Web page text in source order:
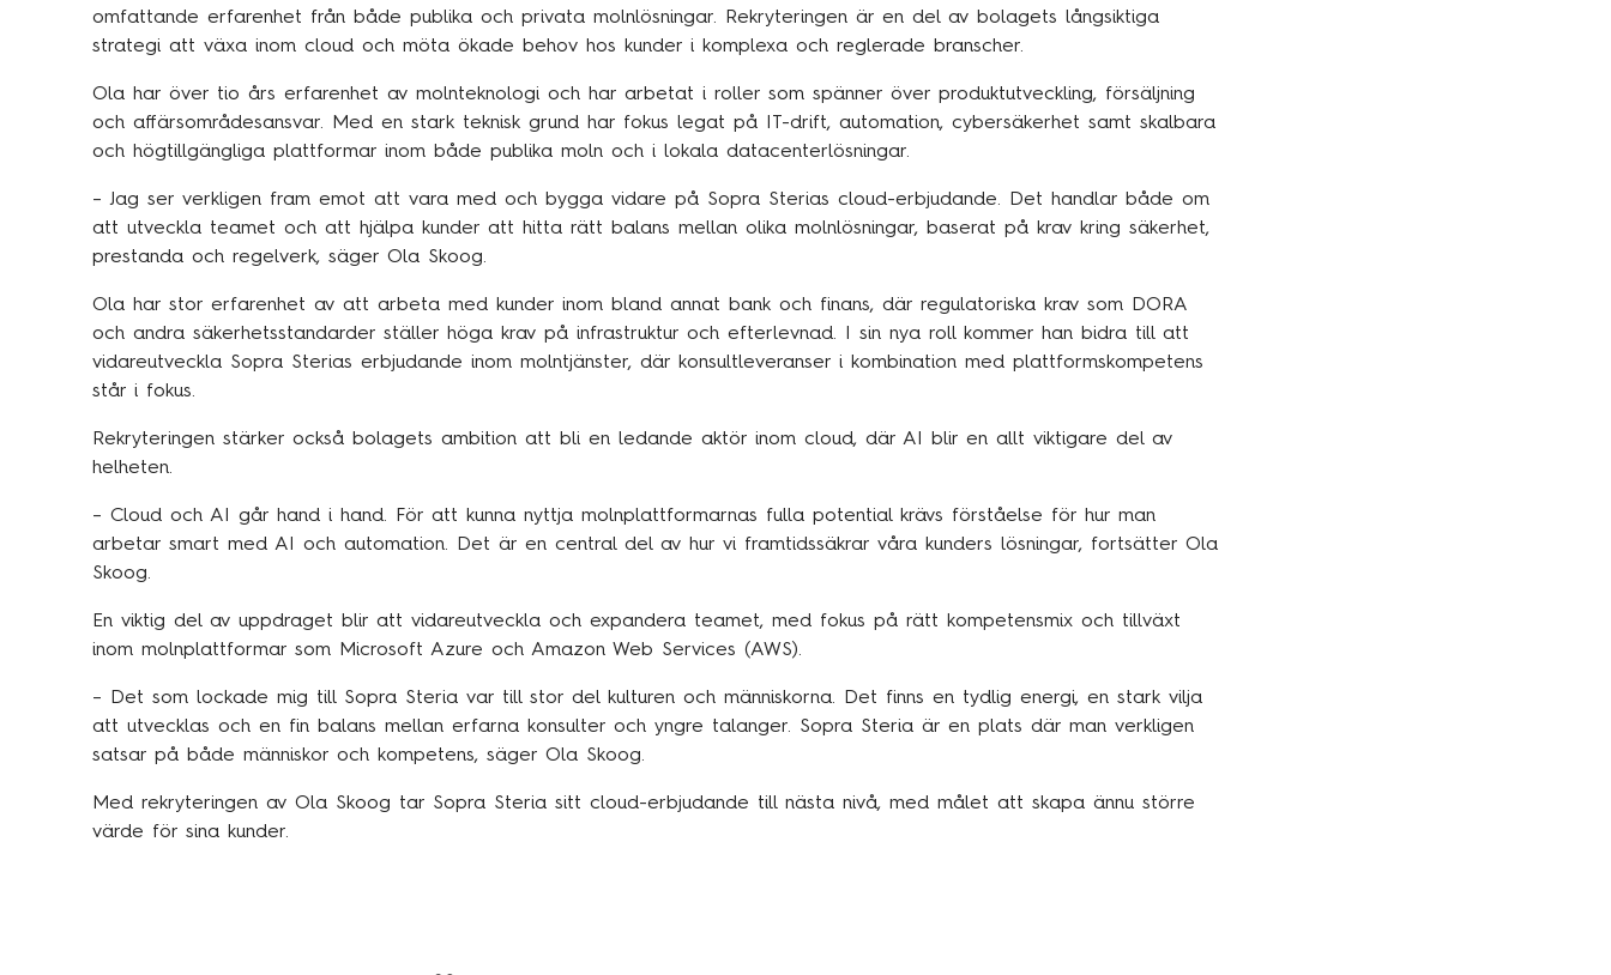
omfattande erfarenhet från både publika och privata molnlösningar. Rekryteringen är en del av bolagets långsiktiga
strategi att växa inom cloud och möta ökade behov hos kunder i komplexa och reglerade branscher.
Ola har över tio års erfarenhet av molnteknologi och har arbetat i roller som spänner över produktutveckling, försäljning
och affärsområdesansvar. Med en stark teknisk grund har fokus legat på IT-drift, automation, cybersäkerhet samt skalbara
och högtillgängliga plattformar inom både publika moln och i lokala datacenterlösningar.
– Jag ser verkligen fram emot att vara med och bygga vidare på Sopra Sterias cloud-erbjudande. Det handlar både om
att utveckla teamet och att hjälpa kunder att hitta rätt balans mellan olika molnlösningar, baserat på krav kring säkerhet,
prestanda och regelverk, säger Ola Skoog.
Ola har stor erfarenhet av att arbeta med kunder inom bland annat bank och finans, där regulatoriska krav som DORA
och andra säkerhetsstandarder ställer höga krav på infrastruktur och efterlevnad. I sin nya roll kommer han bidra till att
vidareutveckla Sopra Sterias erbjudande inom molntjänster, där konsultleveranser i kombination med plattformskompetens
står i fokus.
Rekryteringen stärker också bolagets ambition att bli en ledande aktör inom cloud, där AI blir en allt viktigare del av
helheten.
– Cloud och AI går hand i hand. För att kunna nyttja molnplattformarnas fulla potential krävs förståelse för hur man
arbetar smart med AI och automation. Det är en central del av hur vi framtidssäkrar våra kunders lösningar, fortsätter Ola
Skoog.
En viktig del av uppdraget blir att vidareutveckla och expandera teamet, med fokus på rätt kompetensmix och tillväxt
inom molnplattformar som Microsoft Azure och Amazon Web Services (AWS).
– Det som lockade mig till Sopra Steria var till stor del kulturen och människorna. Det finns en tydlig energi, en stark vilja
att utvecklas och en fin balans mellan erfarna konsulter och yngre talanger. Sopra Steria är en plats där man verkligen
satsar på både människor och kompetens, säger Ola Skoog.
Med rekryteringen av Ola Skoog tar Sopra Steria sitt cloud-erbjudande till nästa nivå, med målet att skapa ännu större
värde för sina kunder.